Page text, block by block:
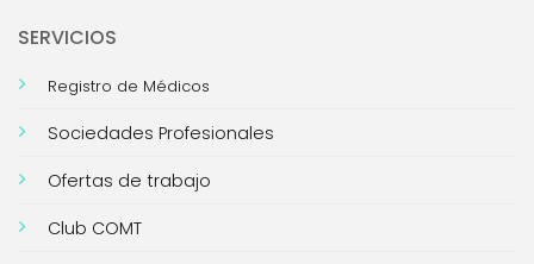
SERVICIOS
Registro de Médicos
Sociedades Profesionales
Ofertas de trabajo
Club COMT